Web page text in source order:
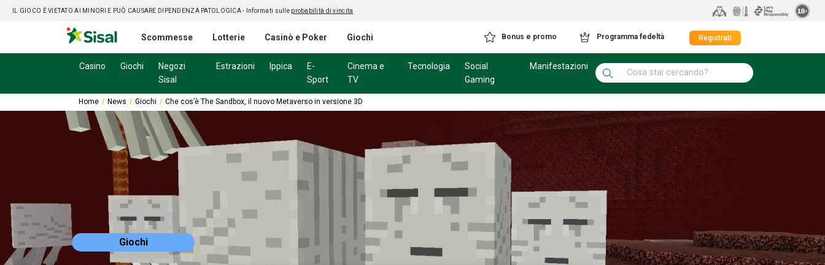
IL GIOCO È VIETATO AI MINORI E PUÒ CAUSARE DIPENDENZA PATOLOGICA - Informati sulle probabilità di vincita
Scommesse Lotterie Casinò e Poker Giochi Bonus e promo Programma fedeltà Registrati
Casino Giochi
Negozi
Sisal
Estrazioni Ippica
E-
Sport
Cinema e
TV
Tecnologia
Social
Gaming
Manifestazioni
Home News Giochi Che cos’è The Sandbox, il nuovo Metaverso in versione 3D
Giochi